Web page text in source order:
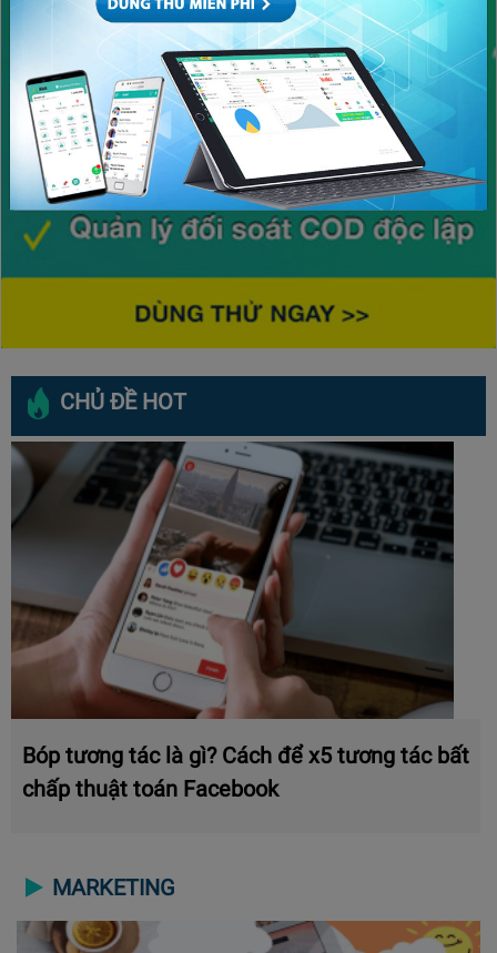
CHỦ ĐỀ HOT
Bóp tương tác là gì? Cách để x5 tương tác bất
chấp thuật toán Facebook
MARKETING